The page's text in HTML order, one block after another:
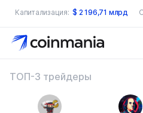
Капитализация: $ 2 196,71 млрд
ТОП-3 трейдеры